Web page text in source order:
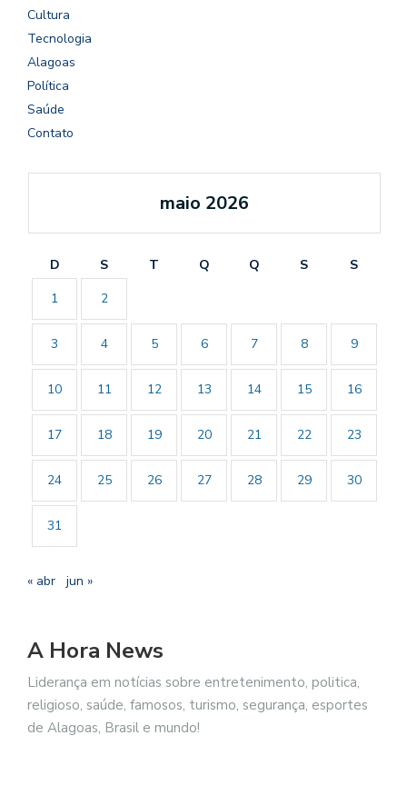
Cultura
Tecnologia
Alagoas
Política
Saúde
Contato
maio 2026
D S T Q Q S
S
1
2
3 4 5 6 7 8 9
10 11 12 13 14 15 16
17 18 19 20 21 22 23
24 25 26 27 28 29 30
31
« abr jun »
A Hora News
Liderança em notícias sobre entretenimento, politica,
religioso, saúde, famosos, turismo, segurança, esportes
de Alagoas, Brasil e mundo!